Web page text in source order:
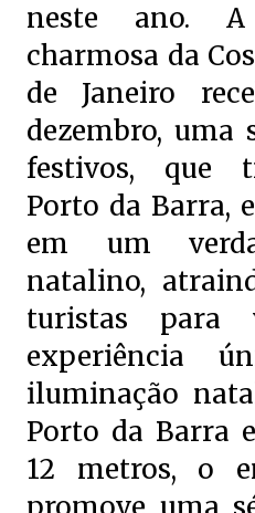
neste ano.
charmosa da
de Janeiro
dezembro, uma
festivos, que
Porto da Barra,
em um
natalino,
turistas para
experiência
iluminação
Porto da Barra
12 metros, o